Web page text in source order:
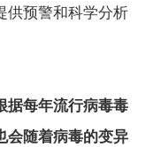
供预警和科学分析
据每年流行病毒毒
会随着病毒的变异